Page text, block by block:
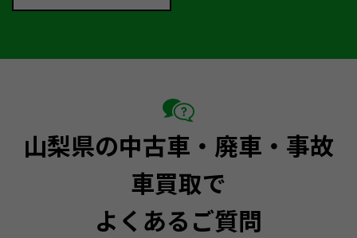
山梨県の中古車・廃車・事故
車買取で
よくあるご質問